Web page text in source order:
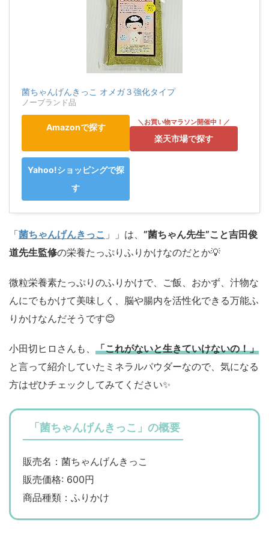
菌ちゃんげんきっこ オメガ３強化タイプ
ノーブランド品
Amazonで探す
楽天市場で探す
Yahoo!ショッピングで探
す
「菌ちゃんげんきっこ 」」は、 ”菌ちゃん先生”こと吉田俊
道先生監修の栄養たっぷりふりかけなのだとか💡
微粒栄養素たっぷりのふりかけで、ご飯、おかず、汁物な
んにでもかけて美味しく、脳や腸内を活性化できる万能ふ
りかけなんだそうです😊
小田切ヒロさんも、 「これがないと生きていけないの！」
と言って紹介していたミネラルパウダーなので、気になる
方はぜひチェックしてみてください✨
「菌ちゃんげんきっこ」の概要
販売名：菌ちゃんげんきっこ
販売価格: 600円
商品種類：ふりかけ